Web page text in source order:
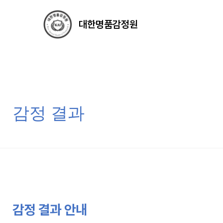
대한명품감정원
감정 결과
감정 결과 안내